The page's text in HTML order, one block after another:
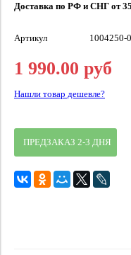
Доставка по РФ и СНГ от
Артикул 1004250-
1 990.00 руб
Нашли товар дешевле?
ПРЕДЗАКАЗ 2-3 ДНЯ